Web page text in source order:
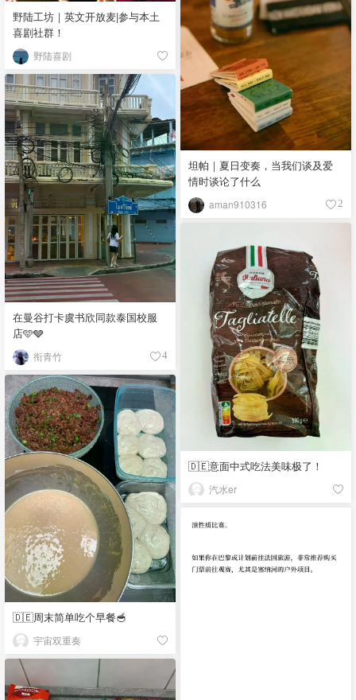
野陆工坊｜英文开放麦|参与本土
喜剧社群！
野陆喜剧
坦帕｜夏日变奏，当我们谈及爱
情时谈论了什么
aman910316 2
在曼谷打卡虞书欣同款泰国校服
店🩵🩶
衔青竹 4
🇩🇪意面中式吃法美味极了！
汽水er
🇩🇪周末简单吃个早餐🥣
宇宙双重奏